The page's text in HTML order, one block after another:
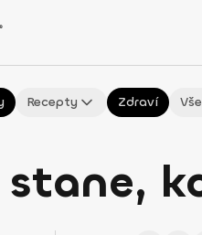
Recepty Zdraví
stane,